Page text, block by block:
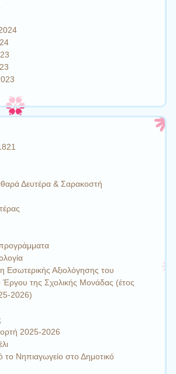
Δευτέρα & Σαρακοστή
Εσωτερικής Αξιολόγησης του
Έργου της Σχολικής Μονάδας (έτος
2026)
2025-2026
Νηπιαγωγείο στο Δημοτικό